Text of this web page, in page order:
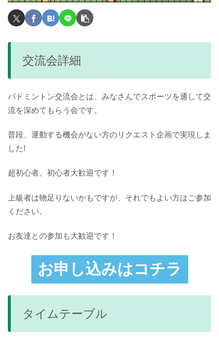
交流会詳細
バドミントン交流会とは、みなさんでスポーツを通して交
流を深めてもらう会です。
普段、運動する機会がない方のリクエスト企画で実現しま
した!
超初心者、初心者大歓迎です！
上級者は物足りないかもですが、それでもよい方はご参加
ください。
お友達との参加も大歓迎です！
お申し込みはコチラ
タイムテーブル